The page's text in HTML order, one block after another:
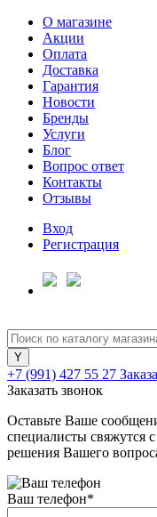
О магазине
Акции
Оплата
Доставка
Гарантия
Новости
Бренды
Услуги
Блог
Вопрос ответ
Контакты
Отзывы
Вход
Регистрация
+7 (991) 427 55 27
Заказать звонок
Оставьте Ваше
специалисты свяжутся
решения Вашего
Ваш телефон*
Для клиентов всех
Разбейте
оплатуна
без
График
Сегодня
25%
Добавляйте
в корзину
Оплачивайте